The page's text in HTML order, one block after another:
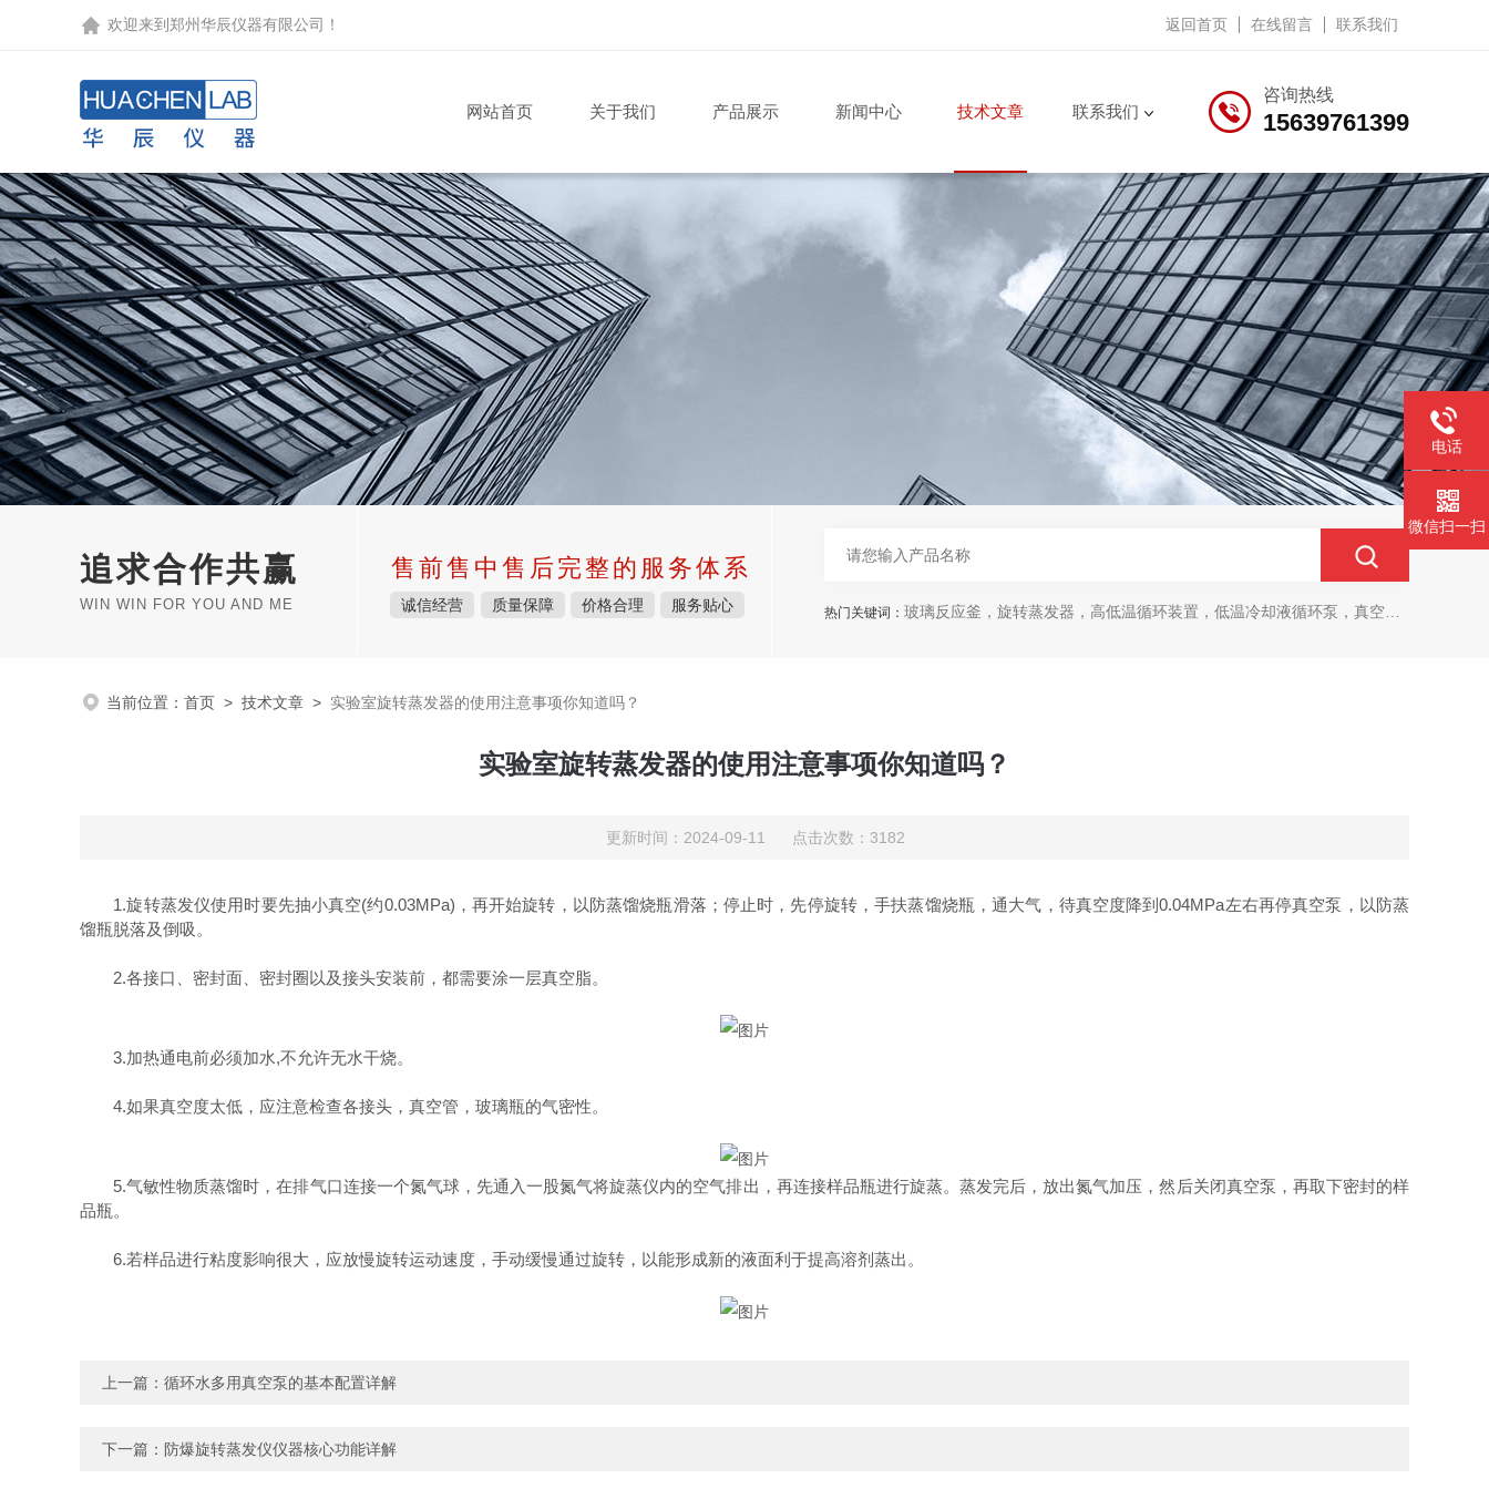
欢迎来到 郑州华辰仪器有限公司 ！ 返回首页 在线留言 联系我们
咨询热线
15639761399
网站首页 关于我们 产品展示 新闻中心 技术文章 联系我们
追求合作共赢
WIN WIN FOR YOU AND ME
售前售中售后完整的服务体系
诚信经营 质量保障 价格合理 服务贴心 热门关键词： 玻璃反应釜，旋转蒸发器，高低温循环装置，低温冷却液循环泵，真空冷冻干燥机
当前位置： 首页 > 技术文章 > 实验室旋转蒸发器的使用注意事项你知道吗？
实验室旋转蒸发器的使用注意事项你知道吗？
更新时间：2024-09-11 点击次数：3182
1.旋转蒸发仪使用时要先抽小真空(约0.03MPa)，再开始旋转，以防蒸馏烧瓶滑落；停止时，先停旋转，手扶蒸馏烧瓶，通大气，待真空度降到0.04MPa左右再停真空泵，以防蒸
馏瓶脱落及倒吸。
2.各接口、密封面、密封圈以及接头安装前，都需要涂一层真空脂。
3.加热通电前必须加水,不允许无水干烧。
4.如果真空度太低，应注意检查各接头，真空管，玻璃瓶的气密性。
5.气敏性物质蒸馏时，在排气口连接一个氮气球，先通入一股氮气将旋蒸仪内的空气排出，再连接样品瓶进行旋蒸。蒸发完后，放出氮气加压，然后关闭真空泵，再取下密封的样
品瓶。
6.若样品进行粘度影响很大，应放慢旋转运动速度，手动缓慢通过旋转，以能形成新的液面利于提高溶剂蒸出。
上一篇： 循环水多用真空泵的基本配置详解
下一篇： 防爆旋转蒸发仪仪器核心功能详解
电话
微信扫一扫